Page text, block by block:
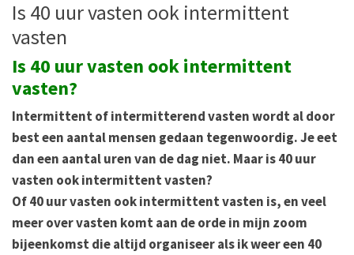
Is 40 uur vasten ook intermittent
vasten
Is 40 uur vasten ook intermittent
vasten?
Intermittent of intermitterend vasten wordt al door
best een aantal mensen gedaan tegenwoordig. Je eet
dan een aantal uren van de dag niet. Maar is 40 uur
vasten ook intermittent vasten?
Of 40 uur vasten ook intermittent vasten is, en veel
meer over vasten komt aan de orde in mijn zoom
bijeenkomst die altijd organiseer als ik weer een 40